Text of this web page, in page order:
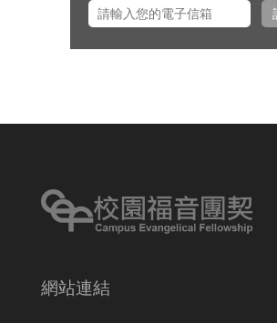
之友並舉辦校園之友會，願
網站連結